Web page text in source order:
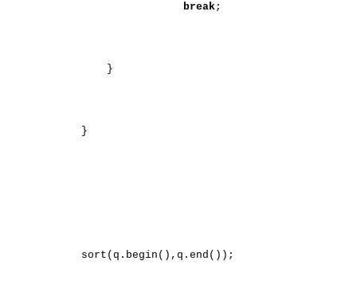
break;
}
}
sort(q.begin(),q.end());